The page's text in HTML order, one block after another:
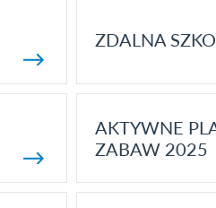
ZDALNA
AKTYWNE
ZABAW 2025